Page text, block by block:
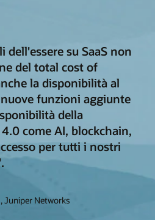
su SaaS non
del total cost of
la disponibilità al
funzioni aggiunte
della
come AI, blockchain,
per tutti i nostri
Juniper Networks